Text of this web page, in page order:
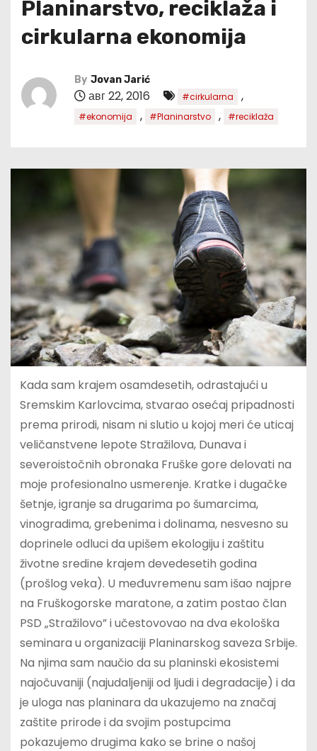
Planinarstvo, reciklaža i
cirkularna ekonomija
By Jovan Jarić
авг 22, 2016 #cirkularna ,
#ekonomija , #Planinarstvo , #reciklaža
Kada sam krajem osamdesetih, odrastajući u
Sremskim Karlovcima, stvarao osećaj pripadnosti
prema prirodi, nisam ni slutio u kojoj meri će uticaj
veličanstvene lepote Stražilova, Dunava i
severoistočnih obronaka Fruške gore delovati na
moje profesionalno usmerenje. Kratke i dugačke
šetnje, igranje sa drugarima po šumarcima,
vinogradima, grebenima i dolinama, nesvesno su
doprinele odluci da upišem ekologiju i zaštitu
životne sredine krajem devedesetih godina
(prošlog veka). U međuvremenu sam išao najpre
na Fruškogorske maratone, a zatim postao član
PSD „Stražilovo” i učestovovao na dva ekološka
seminara u organizaciji Planinarskog saveza Srbije.
Na njima sam naučio da su planinski ekosistemi
najočuvaniji (najudaljeniji od ljudi i degradacije) i da
je uloga nas planinara da ukazujemo na značaj
zaštite prirode i da svojim postupcima
pokazujemo drugima kako se brine o našoj